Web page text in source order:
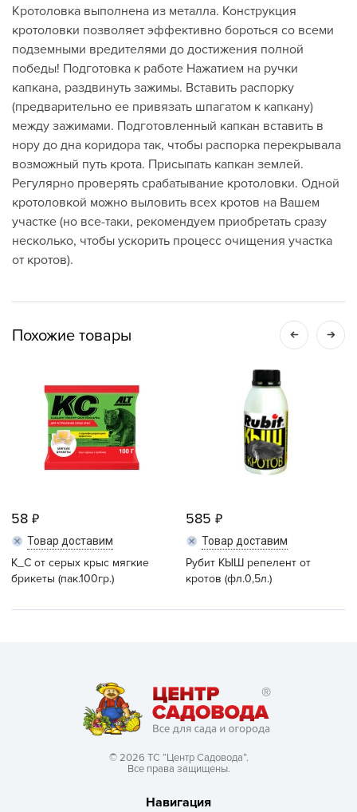
Кротоловка выполнена из металла. Конструкция
кротоловки позволяет эффективно бороться со всеми
подземными вредителями до достижения полной
победы! Подготовка к работе Нажатием на ручки
капкана, раздвинуть зажимы. Вставить распорку
(предварительно ее привязать шпагатом к капкану)
между зажимами. Подготовленный капкан вставить в
нору до дна коридора так, чтобы распорка перекрывала
возможный путь крота. Присыпать капкан землей.
Регулярно проверять срабатывание кротоловки. Одной
кротоловкой можно выловить всех кротов на Вашем
участке (но все-таки, рекомендуем приобретать сразу
несколько, чтобы ускорить процесс очищения участка
от кротов).
Похожие товары
58
Товар доставим
К_С от серых крыс мягкие
брикеты (пак.100гр.)
585
Товар доставим
Рубит КЫШ репелент от
кротов (фл.0,5л.)
© 2026 ТС “Центр Садовода”.
Все права защищены.
Навигация